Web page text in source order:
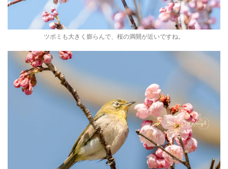
ツボミも大きく膨らんで、桜の満開が近いですね。